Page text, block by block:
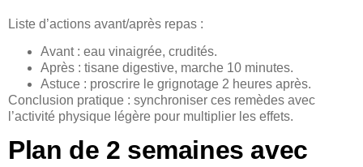
Liste d’actions avant/après repas :
Avant : eau vinaigrée, crudités.
Après : tisane digestive, marche 10 minutes.
Astuce : proscrire le grignotage 2 heures après.
Conclusion pratique : synchroniser ces remèdes avec
l’activité physique légère pour multiplier les effets.
Plan de 2 semaines avec